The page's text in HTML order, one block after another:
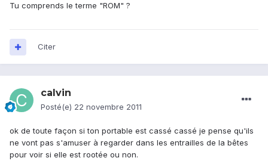
Tu comprends le terme "ROM" ?
Citer
calvin
Posté(e) 22 novembre 2011
ok de toute façon si ton portable est cassé cassé je pense qu'ils
ne vont pas s'amuser à regarder dans les entrailles de la bêtes
pour voir si elle est rootée ou non.